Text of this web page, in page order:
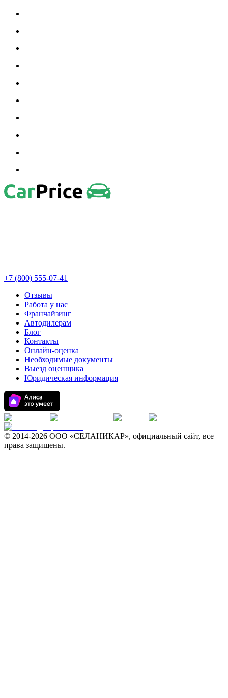
+7 (800) 555-07-41
Отзывы
Работа у нас
Франчайзинг
Автодилерам
Блог
Контакты
Онлайн-оценка
Необходимые документы
Выезд оценщика
Юридическая информация
© 2014-2026 ООО «СЕЛАНИКАР», официальный сайт, все
права защищены.